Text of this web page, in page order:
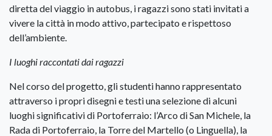
diretta del viaggio in autobus, i ragazzi sono stati invitati a
vivere la città in modo attivo, partecipato e rispettoso
dell’ambiente.
I luoghi raccontati dai ragazzi
Nel corso del progetto, gli studenti hanno rappresentato
attraverso i propri disegni e testi una selezione di alcuni
luoghi significativi di Portoferraio: l’Arco di San Michele, la
Rada di Portoferraio, la Torre del Martello (o Linguella), la